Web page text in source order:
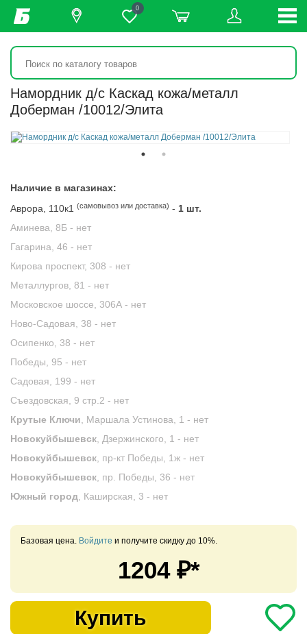
0
Намордник д/с Каскад кожа/металл
Доберман /10012/Элита
Наличие в магазинах:
Аврора, 110к1 (самовывоз или доставка) - 1 шт.
Аминева, 8Б - нет
Гагарина, 46 - нет
Кирова проспект, 308 - нет
Металлургов, 81 - нет
Московское шоссе, 306А - нет
Ново-Садовая, 38 - нет
Осипенко, 38 - нет
Победы, 95 - нет
Садовая, 199 - нет
Съездовская, 9 стр.2 - нет
Крутые Ключи , Маршала Устинова, 1 - нет
Новокуйбышевск , Дзержинского, 1 - нет
Новокуйбышевск , пр-кт Победы, 1ж - нет
Новокуйбышевск , пр. Победы, 36 - нет
Южный город , Каширская, 3 - нет
Базовая цена. Войдите и получите скидку до 10%.
1204₽*
Купить